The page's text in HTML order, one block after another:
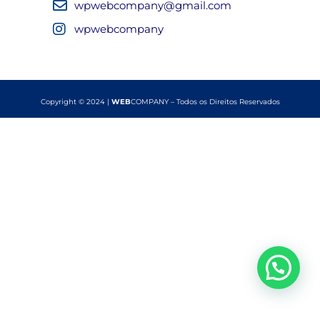
wpwebcompany@gmail.com
wpwebcompany
Copyright © 2024 | WEBCOMPANY – Todos os Direitos Reservados